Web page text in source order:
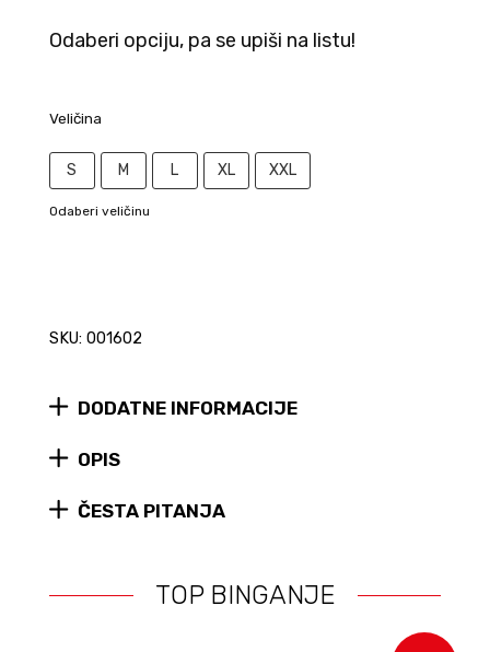
Odaberi opciju, pa se upiši na listu!
Veličina
S M L XL XXL
Odaberi veličinu
SKU: 001602
DODATNE INFORMACIJE
OPIS
ČESTA PITANJA
TOP BINGANJE